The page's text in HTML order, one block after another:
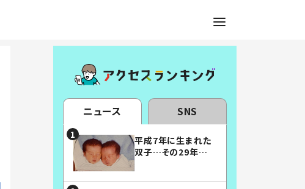
ニュース SNS
平成7年に生まれた
双子…その29年後